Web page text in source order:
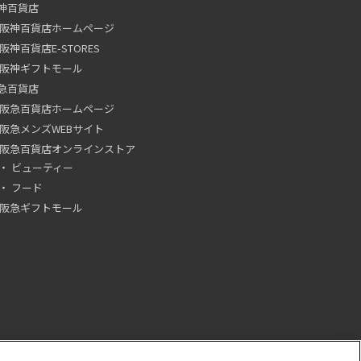
百貨店
阪神百貨店ホームページ
阪神百貨店E-STORES
阪神ギフトモール
百貨店
阪急百貨店ホームページ
阪急メンズWEBサイト
阪急百貨店オンラインストア
ビューティー
フード
阪急ギフトモール